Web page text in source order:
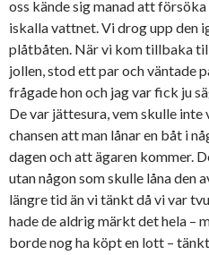
oss kände sig manad att
iskalla vattnet. Vi drog upp den
plåtbåten. När vi kom tillbaka
jollen, stod ett par och väntade
frågade hon och jag var fick ju
De var jättesura, vem skulle
chansen att man lånar en båt i
dagen och att ägaren kommer.
utan någon som skulle låna den
längre tid än vi tänkt då vi var
hade de aldrig märkt det hela –
borde nog ha köpt en lott –